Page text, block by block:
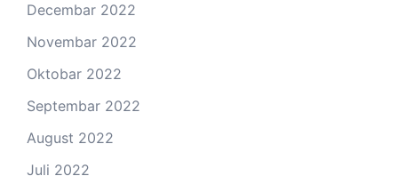
Decembar 2022
Novembar 2022
Oktobar 2022
Septembar 2022
August 2022
Juli 2022